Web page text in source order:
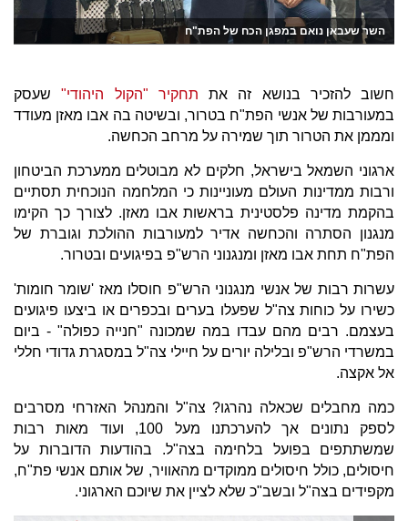
השר שעבאן נואם במפגן הכח של הפת"ח
חשוב להזכיר בנושא זה את תחקיר "הקול היהודי"שעסק
במעורבות של אנשי הפת"ח בטרור, ובשיטה בה אבו מאזן מעודד
ומממן את הטרור תוך שמירה על מרחב הכחשה.
ארגוני השמאל בישראל, חלקים לא מבוטלים ממערכת הביטחון
ורבות ממדינות העולם מעוניינות כי המלחמה הנוכחית תסתיים
בהקמת מדינה פלסטינית בראשות אבו מאזן. לצורך כך הקימו
מנגנון הסתרה והכחשה אדיר למעורבות ההולכת וגוברת של
הפת"ח תחת אבו מאזן ומנגנוני הרש"פ בפיגועים ובטרור.
עשרות רבות של אנשי מנגנוני הרש"פ חוסלו מאז 'שומר חומות'
כשירו על כוחות צה"ל שפעלו בערים ובכפרים או ביצעו פיגועים
בעצמם. רבים מהם עבדו במה שמכונה "חנייה כפולה" - ביום
במשרדי הרש"פ ובלילה יורים על חיילי צה"ל במסגרת גדודי חללי
אל אקצה.
כמה מחבלים שכאלה נהרגו? צה"ל והמנהל האזרחי מסרבים
לספק נתונים אך להערכתנו מעל 100, ועוד מאות רבות
שמשתתפים בפועל בלחימה בצה"ל. בהודעות הדוברות על
חיסולים, כולל חיסולים ממוקדים מהאוויר, של אותם אנשי פת"ח,
מקפידים בצה"ל ובשב"כ שלא לציין את שיוכם הארגוני.